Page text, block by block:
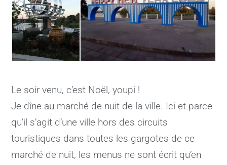
Le soir venu, c’est Noël, youpi !
Je dîne au marché de nuit de la ville. Ici et parce
qu’il s’agit d’une ville hors des circuits
touristiques dans toutes les gargotes de ce
marché de nuit, les menus ne sont écrit qu’en